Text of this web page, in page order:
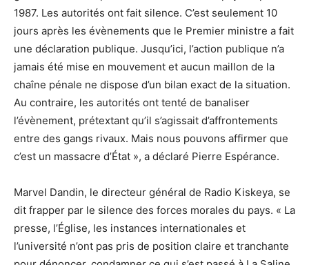
1987. Les autorités ont fait silence. C’est seulement 10
jours après les évènements que le Premier ministre a fait
une déclaration publique. Jusqu’ici, l’action publique n’a
jamais été mise en mouvement et aucun maillon de la
chaîne pénale ne dispose d’un bilan exact de la situation.
Au contraire, les autorités ont tenté de banaliser
l’évènement, prétextant qu’il s’agissait d’affrontements
entre des gangs rivaux. Mais nous pouvons affirmer que
c’est un massacre d’État », a déclaré Pierre Espérance.
Marvel Dandin, le directeur général de Radio Kiskeya, se
dit frapper par le silence des forces morales du pays. « La
presse, l’Église, les instances internationales et
l’université n’ont pas pris de position claire et tranchante